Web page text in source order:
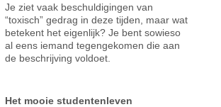
Je ziet vaak beschuldigingen van
“toxisch” gedrag in deze tijden, maar wat
betekent het eigenlijk? Je bent sowieso
al eens iemand tegengekomen die aan
de beschrijving voldoet.
Het mooie studentenleven